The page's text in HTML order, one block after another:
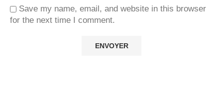
Save my name, email, and website in this browser
for the next time I comment.